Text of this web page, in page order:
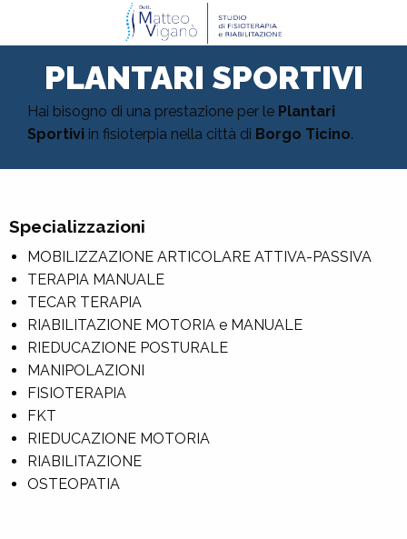
PLANTARI SPORTIVI
Hai bisogno di una prestazione per le Plantari
Sportivi in fisioterpia nella città di Borgo Ticino.
Specializzazioni
MOBILIZZAZIONE ARTICOLARE ATTIVA-PASSIVA
TERAPIA MANUALE
TECAR TERAPIA
RIABILITAZIONE MOTORIA e MANUALE
RIEDUCAZIONE POSTURALE
MANIPOLAZIONI
FISIOTERAPIA
FKT
RIEDUCAZIONE MOTORIA
RIABILITAZIONE
OSTEOPATIA